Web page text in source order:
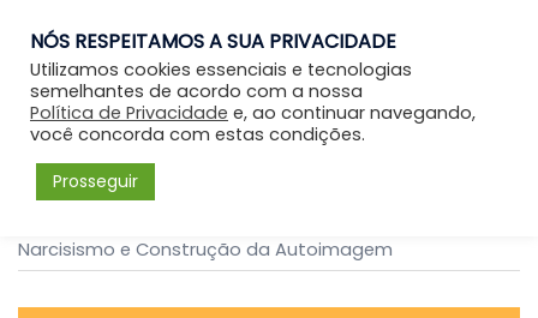
Narcisismo e Construção da Autoimagem
NÓS RESPEITAMOS A SUA PRIVACIDADE
Utilizamos cookies essenciais e tecnologias
semelhantes de acordo com a nossa
Política de Privacidade e, ao continuar navegando,
você concorda com estas condições.
Prosseguir